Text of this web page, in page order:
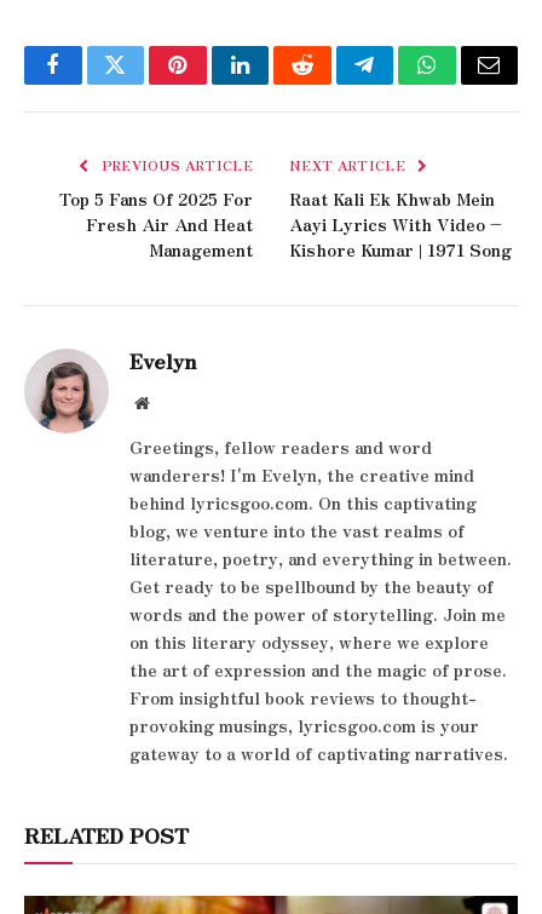
FacebookTwitterPinterestLinkedInRedditTelegramWhatsApp
Email
PREVIOUS ARTICLE
Top 5 Fans Of 2025 For
Fresh Air And Heat
Management
NEXT ARTICLE
Raat Kali Ek Khwab Mein
Aayi Lyrics With Video –
Kishore Kumar | 1971 Song
Evelyn
Website
Greetings, fellow readers and word
wanderers! I'm Evelyn, the creative mind
behind lyricsgoo.com. On this captivating
blog, we venture into the vast realms of
literature, poetry, and everything in between.
Get ready to be spellbound by the beauty of
words and the power of storytelling. Join me
on this literary odyssey, where we explore
the art of expression and the magic of prose.
From insightful book reviews to thought-
provoking musings, lyricsgoo.com is your
gateway to a world of captivating narratives.
RELATED POST